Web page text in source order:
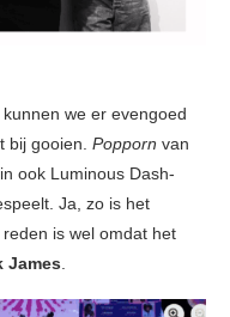
we er evengoed
bij gooien. Popporn van
ook Luminous Dash-
Ja, zo is het
is wel omdat het
James